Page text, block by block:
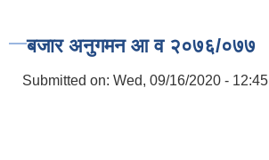
बजार अनुगमन आ व २०७६/०७७
Submitted on: Wed, 09/16/2020 - 12:45